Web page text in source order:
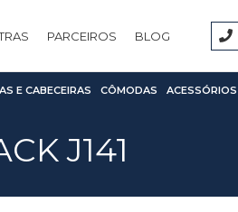
PARCEIROS BLOG
E CABECEIRAS CÔMODAS ACESSÓRIOS
J141